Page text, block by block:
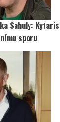
Sahuly:
sporu